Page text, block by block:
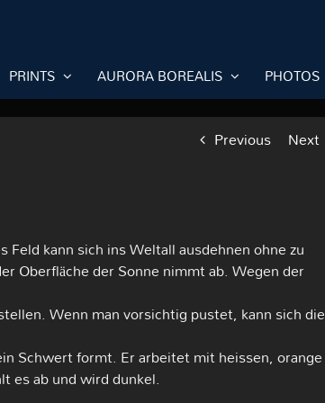
PRINTS AURORA BOREALIS PHOTOS
Previous Next
kann sich ins Weltall ausdehnen ohne zu
Oberfläche der Sonne nimmt ab. Wegen der
Wenn man vorsichtig pustet, kann sich die
Schwert formt. Er arbeitet mit heissen, orange
es ab und wird dunkel.